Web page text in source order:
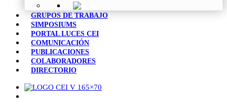
GRUPOS DE TRABAJO
SIMPOSIUMS
PORTAL LUCES CEI
COMUNICACIÓN
PUBLICACIONES
COLABORADORES
DIRECTORIO